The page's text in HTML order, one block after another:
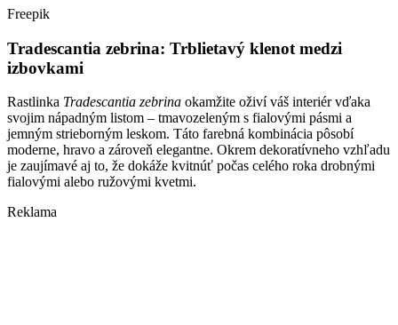
Freepik
Tradescantia zebrina: Trblietavý klenot medzi
izbovkami
Rastlinka Tradescantia zebrina okamžite oživí váš interiér vďaka
svojim nápadným listom – tmavozeleným s fialovými pásmi a
jemným strieborným leskom. Táto farebná kombinácia pôsobí
moderne, hravo a zároveň elegantne. Okrem dekoratívneho vzhľadu
je zaujímavé aj to, že dokáže kvitnúť počas celého roka drobnými
fialovými alebo ružovými kvetmi.
Reklama